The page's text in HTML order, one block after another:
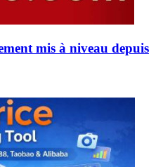
mis à niveau depuis